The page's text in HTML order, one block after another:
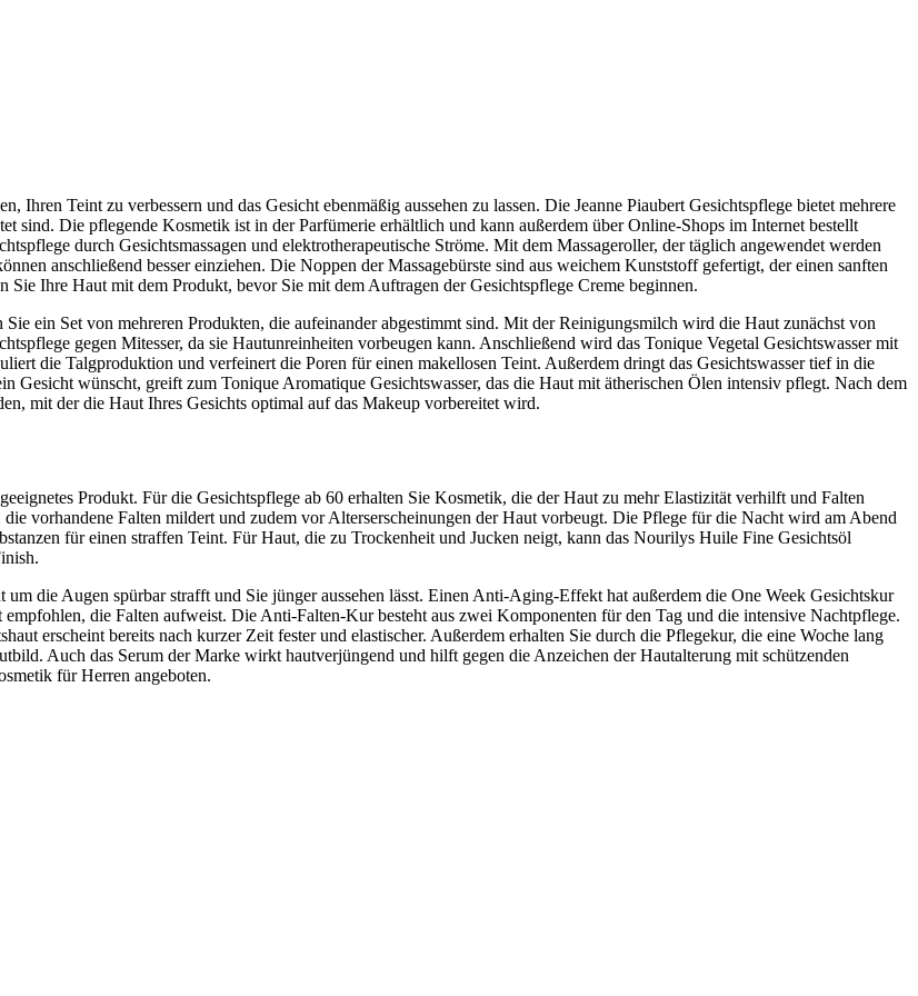
Teint zu verbessern und das Gesicht ebenmäßig aussehen zu lassen. Die Jeanne Piaubert Gesichtspflege bietet mehrere
sind. Die pflegende Kosmetik ist in der Parfümerie erhältlich und kann außerdem über Online-Shops im Internet bestellt
durch Gesichtsmassagen und elektrotherapeutische Ströme. Mit dem Massageroller, der täglich angewendet werden
anschließend besser einziehen. Die Noppen der Massagebürste sind aus weichem Kunststoff gefertigt, der einen sanften
Ihre Haut mit dem Produkt, bevor Sie mit dem Auftragen der Gesichtspflege Creme beginnen.
ein Set von mehreren Produkten, die aufeinander abgestimmt sind. Mit der Reinigungsmilch wird die Haut zunächst von
gegen Mitesser, da sie Hautunreinheiten vorbeugen kann. Anschließend wird das Tonique Vegetal Gesichtswasser mit
die Talgproduktion und verfeinert die Poren für einen makellosen Teint. Außerdem dringt das Gesichtswasser tief in die
Gesicht wünscht, greift zum Tonique Aromatique Gesichtswasser, das die Haut mit ätherischen Ölen intensiv pflegt. Nach dem
mit der die Haut Ihres Gesichts optimal auf das Makeup vorbereitet wird.
Produkt. Für die Gesichtspflege ab 60 erhalten Sie Kosmetik, die der Haut zu mehr Elastizität verhilft und Falten
vorhandene Falten mildert und zudem vor Alterserscheinungen der Haut vorbeugt. Die Pflege für die Nacht wird am Abend
für einen straffen Teint. Für Haut, die zu Trockenheit und Jucken neigt, kann das Nourilys Huile Fine Gesichtsöl
die Augen spürbar strafft und Sie jünger aussehen lässt. Einen Anti-Aging-Effekt hat außerdem die One Week Gesichtskur
die Falten aufweist. Die Anti-Falten-Kur besteht aus zwei Komponenten für den Tag und die intensive Nachtpflege.
erscheint bereits nach kurzer Zeit fester und elastischer. Außerdem erhalten Sie durch die Pflegekur, die eine Woche lang
Auch das Serum der Marke wirkt hautverjüngend und hilft gegen die Anzeichen der Hautalterung mit schützenden
für Herren angeboten.